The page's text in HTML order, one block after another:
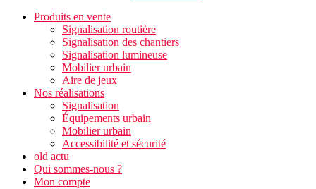
Produits en vente
Signalisation routière
Signalisation des chantiers
Signalisation lumineuse
Mobilier urbain
Aire de jeux
Nos réalisations
Signalisation
Équipements urbain
Mobilier urbain
Accessibilité et sécurité
old actu
Qui sommes-nous ?
Mon compte